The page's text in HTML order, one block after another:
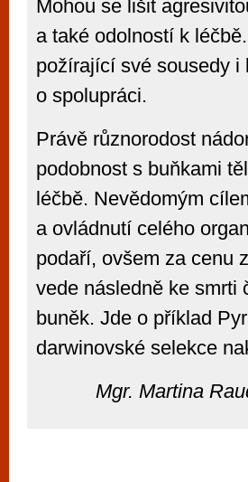
Mohou se lišit
a také odolností k
požírající své sousedy i
o spolupráci.
Právě různorodost
podobnost s buňkami
léčbě. Nevědomým
a ovládnutí celého
podaří, ovšem za cenu
vede následně ke smrti
buněk. Jde o příklad
darwinovské selekce
Mgr. Martina